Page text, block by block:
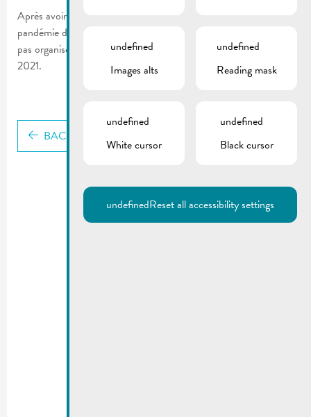
Après avoir suivi les dernières évolutions et actualités de la
pandémie due au covid, le Flou- a Sammlerclub a décidé de ne
pas organiser et d’annuler les marchés aux puces de la saison
2021.
BACK
undefined
Images alts
undefined
Reading mask
undefined
White cursor
undefined
Black cursor
undefinedReset all accessibility settings